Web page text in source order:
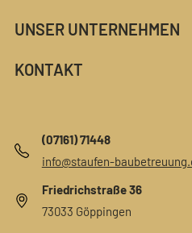
UNSER UNTERNEHMEN
KONTAKT
(07161) 71448
info@staufen-
Friedrichstraße 36
73033 Göppingen